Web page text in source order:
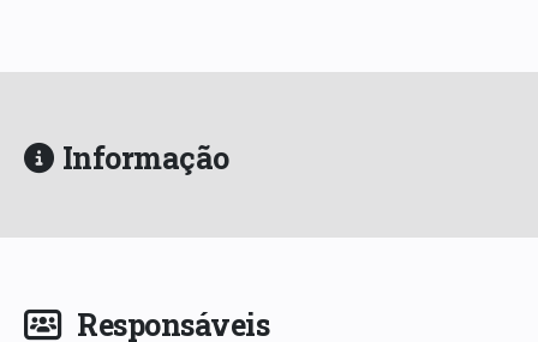
Informação
Responsáveis